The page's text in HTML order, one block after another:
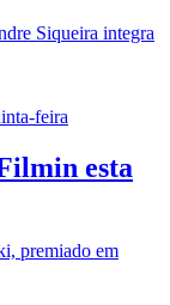
Siqueira integra
esta
premiado em